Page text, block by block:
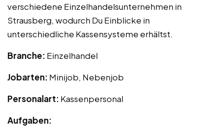
verschiedene Einzelhandelsunternehmen in
Strausberg, wodurch Du Einblicke in
unterschiedliche Kassensysteme erhältst.
Branche: Einzelhandel
Jobarten: Minijob, Nebenjob
Personalart: Kassenpersonal
Aufgaben: